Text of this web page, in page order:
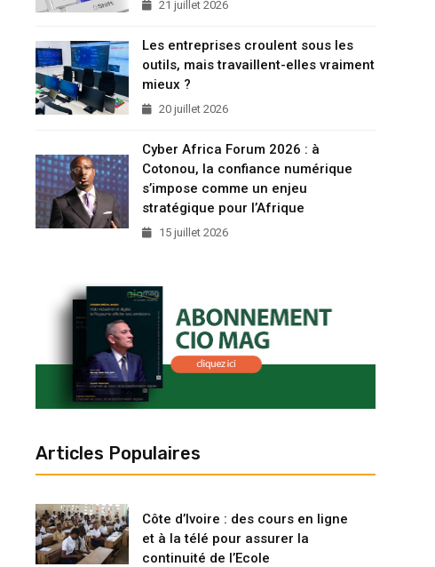
21 juillet 2026
Les entreprises croulent sous les
outils, mais travaillent-elles vraiment
mieux ?
20 juillet 2026
Cyber Africa Forum 2026 : à
Cotonou, la confiance numérique
s’impose comme un enjeu
stratégique pour l’Afrique
15 juillet 2026
Articles Populaires
Côte d’Ivoire : des cours en ligne
et à la télé pour assurer la
continuité de l’Ecole